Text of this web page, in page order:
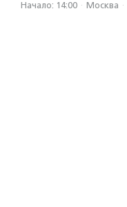
Начало: 14:00 · Москва ·